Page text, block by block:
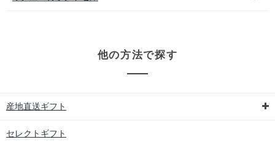
他の方法で探す
産地直送ギフト
セレクトギフト